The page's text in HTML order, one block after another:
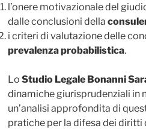
l’onere motivazionale del
dalle conclusioni della
i criteri di valutazione delle
prevalenza probabilistica.
Lo Studio Legale Bonanni
dinamiche giurisprudenziali in
un’analisi approfondita di
pratiche per la difesa dei diritti